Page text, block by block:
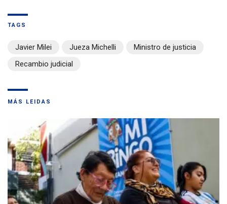
TAGS
Javier Milei Jueza Michelli
Ministro de justicia
Recambio judicial
MÁS LEIDAS